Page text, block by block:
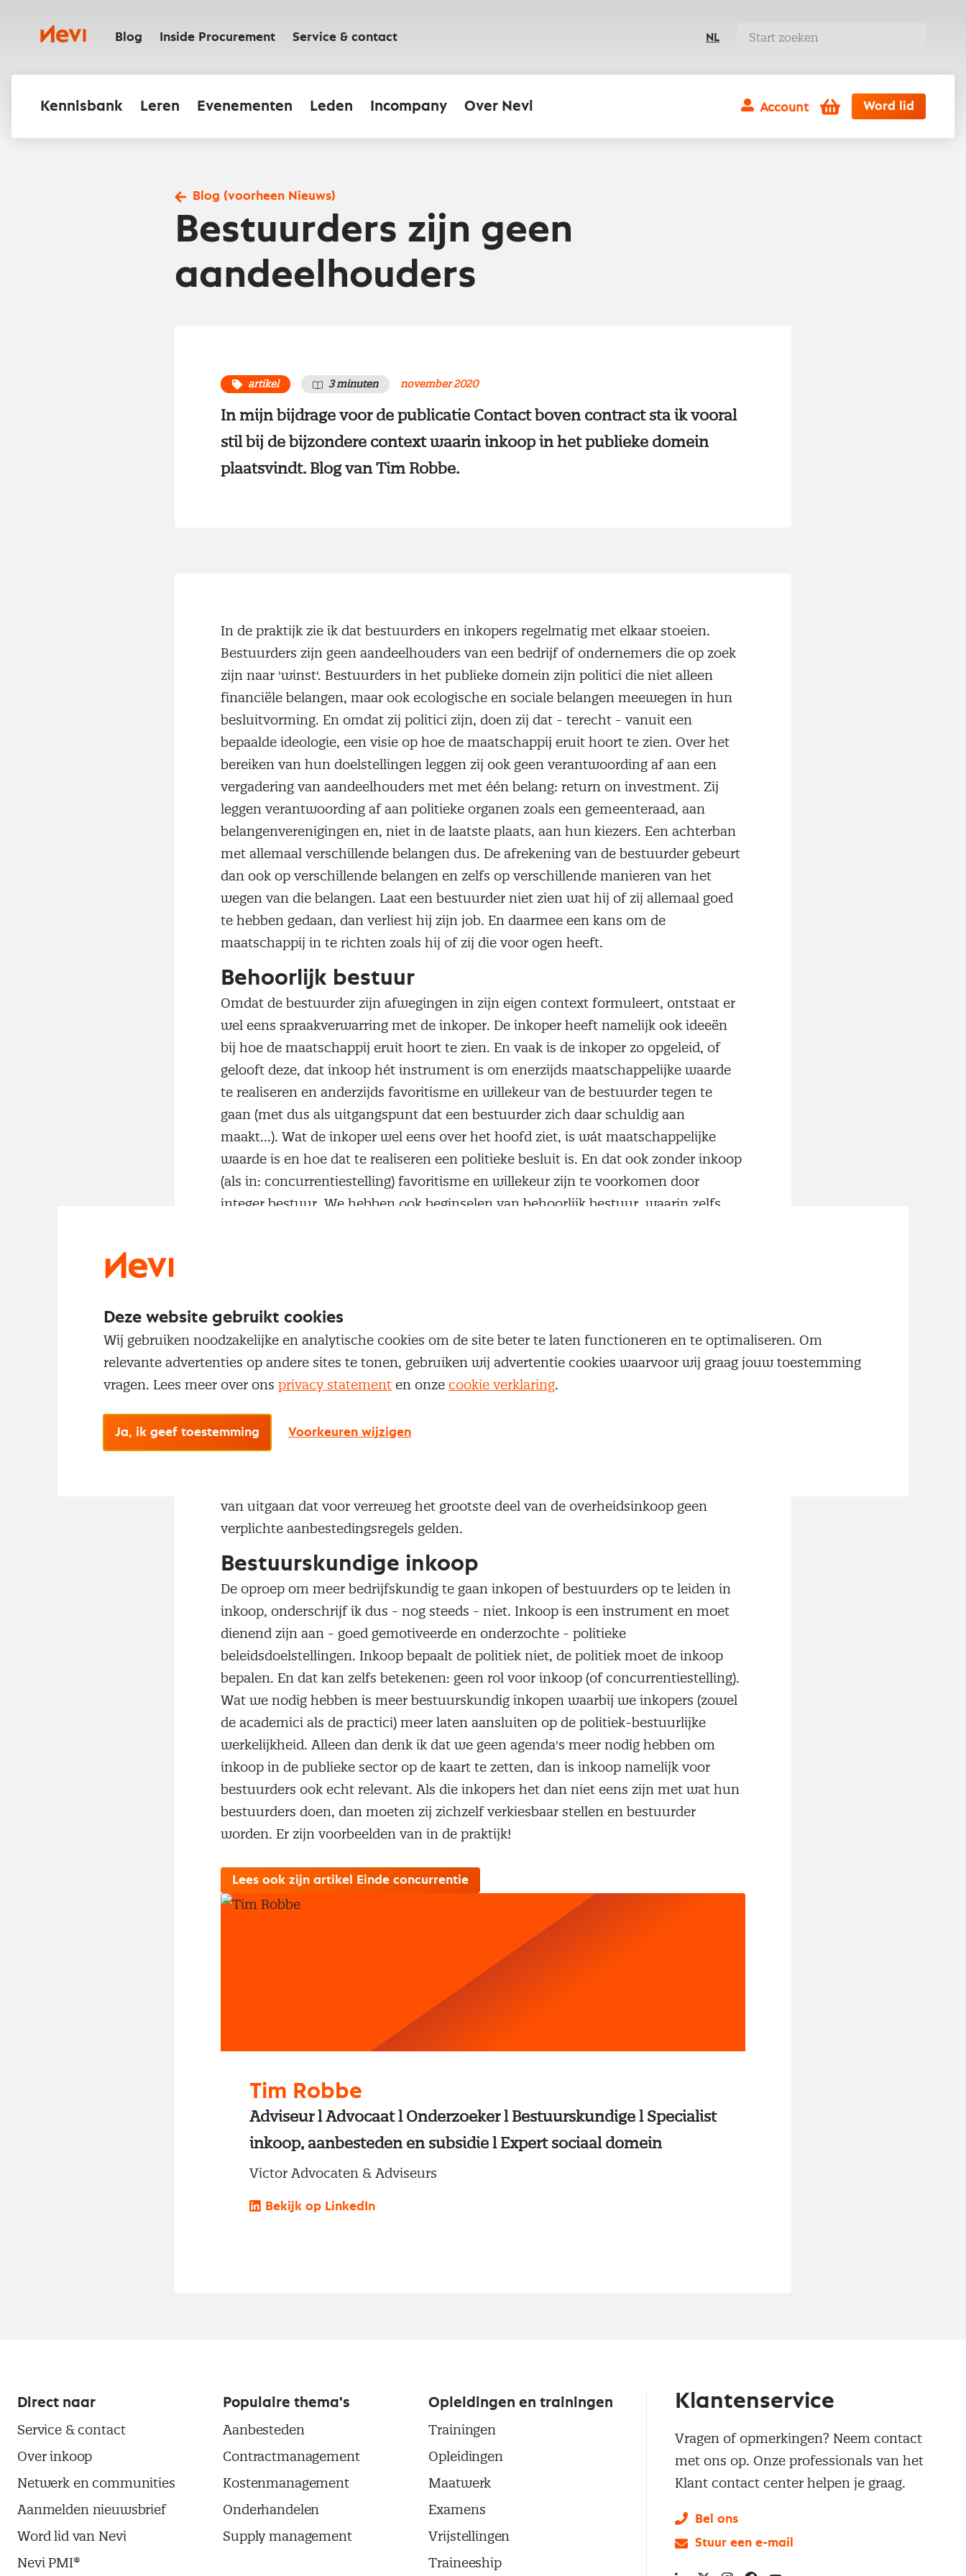
inhoudNevi Blog Inside Procurement Service & contact NL
Kennisbank Leren Evenementen Leden Incompany Over Nevi Account Winkelwagen
Word lid
Blog (voorheen Nieuws)
Bestuurders zijn geen
aandeelhouders
artikel 3 minuten november 2020
In mijn bijdrage voor de publicatie Contact boven contract sta ik vooral
stil bij de bijzondere context waarin inkoop in het publieke domein
plaatsvindt. Blog van Tim Robbe.
In de praktijk zie ik dat bestuurders en inkopers regelmatig met elkaar stoeien.
Bestuurders zijn geen aandeelhouders van een bedrijf of ondernemers die op zoek
zijn naar 'winst'. Bestuurders in het publieke domein zijn politici die niet alleen
financiële belangen, maar ook ecologische en sociale belangen meewegen in hun
besluitvorming. En omdat zij politici zijn, doen zij dat - terecht - vanuit een
bepaalde ideologie, een visie op hoe de maatschappij eruit hoort te zien. Over het
bereiken van hun doelstellingen leggen zij ook geen verantwoording af aan een
vergadering van aandeelhouders met met één belang: return on investment. Zij
leggen verantwoording af aan politieke organen zoals een gemeenteraad, aan
belangenverenigingen en, niet in de laatste plaats, aan hun kiezers. Een achterban
met allemaal verschillende belangen dus. De afrekening van de bestuurder gebeurt
dan ook op verschillende belangen en zelfs op verschillende manieren van het
wegen van die belangen. Laat een bestuurder niet zien wat hij of zij allemaal goed
te hebben gedaan, dan verliest hij zijn job. En daarmee een kans om de
maatschappij in te richten zoals hij of zij die voor ogen heeft.
Behoorlijk bestuur
Omdat de bestuurder zijn afwegingen in zijn eigen context formuleert, ontstaat er
wel eens spraakverwarring met de inkoper. De inkoper heeft namelijk ook ideeën
bij hoe de maatschappij eruit hoort te zien. En vaak is de inkoper zo opgeleid, of
gelooft deze, dat inkoop hét instrument is om enerzijds maatschappelijke waarde
te realiseren en anderzijds favoritisme en willekeur van de bestuurder tegen te
gaan (met dus als uitgangspunt dat een bestuurder zich daar schuldig aan
maakt...). Wat de inkoper wel eens over het hoofd ziet, is wát maatschappelijke
waarde is en hoe dat te realiseren een politieke besluit is. En dat ook zonder inkoop
(als in: concurrentiestelling) favoritisme en willekeur zijn te voorkomen door
integer bestuur. We hebben ook beginselen van behoorlijk bestuur, waarin zelfs
bestuurder, gaat de inkoper dan zelf normeren. Het gevolg is dat de inkoper
bijvoorbeeld gaat aanbesteden (in concurrentie) omdat dit volgens hem efficiency
oplevert (een maatschappelijk resultaat) en iedere ondernemer een kans krijgt de
opdracht te verwerven (ook een maatschappelijk resultaat, namelijk gelijke
behandeling). Maar de bestuurder wilde eigenlijk direct zaken doen met een
belangrijke strategische partner, omdat hij kan beargumenteren dat dát efficiënter
van uitgaan dat voor verreweg het grootste deel van de overheidsinkoop geen
verplichte aanbestedingsregels gelden.
Bestuurskundige inkoop
De oproep om meer bedrijfskundig te gaan inkopen of bestuurders op te leiden in
inkoop, onderschrijf ik dus - nog steeds - niet. Inkoop is een instrument en moet
dienend zijn aan - goed gemotiveerde en onderzochte - politieke
beleidsdoelstellingen. Inkoop bepaalt de politiek niet, de politiek moet de inkoop
bepalen. En dat kan zelfs betekenen: geen rol voor inkoop (of concurrentiestelling).
Wat we nodig hebben is meer bestuurskundig inkopen waarbij we inkopers (zowel
de academici als de practici) meer laten aansluiten op de politiek-bestuurlijke
werkelijkheid. Alleen dan denk ik dat we geen agenda's meer nodig hebben om
inkoop in de publieke sector op de kaart te zetten, dan is inkoop namelijk voor
bestuurders ook echt relevant. Als die inkopers het dan niet eens zijn met wat hun
bestuurders doen, dan moeten zij zichzelf verkiesbaar stellen en bestuurder
worden. Er zijn voorbeelden van in de praktijk!
Lees ook zijn artikel Einde concurrentie
Tim Robbe
Adviseur l Advocaat l Onderzoeker l Bestuurskundige l Specialist
inkoop, aanbesteden en subsidie l Expert sociaal domein
Victor Advocaten & Adviseurs
Bekijk op LinkedIn
Direct naar
Service & contact
Over inkoop
Netwerk en communities
Aanmelden nieuwsbrief
Word lid van Nevi
Nevi PMI®
Populaire thema's
Aanbesteden
Contractmanagement
Kostenmanagement
Onderhandelen
Supply management
Opleidingen en trainingen
Trainingen
Opleidingen
Maatwerk
Examens
Vrijstellingen
Traineeship
Klantenservice
Vragen of opmerkingen? Neem contact
met ons op. Onze professionals van het
Klant contact center helpen je graag.
Bel ons
Stuur een e-mail
Deze website gebruikt cookies
Wij gebruiken noodzakelijke en analytische cookies om de site beter te laten functioneren en te optimaliseren. Om
relevante advertenties op andere sites te tonen, gebruiken wij advertentie cookies waarvoor wij graag jouw toestemming
vragen. Lees meer over ons privacy statement en onze cookie verklaring.
Ja, ik geef toestemming Voorkeuren wijzigen